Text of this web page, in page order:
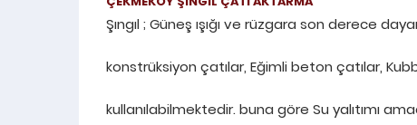
Şıngıl ; Güneş ışığı ve rüzgara son derece
konstrüksiyon çatılar, Eğimli beton çatılar,
kullanılabilmektedir. buna göre Su yalıtımı